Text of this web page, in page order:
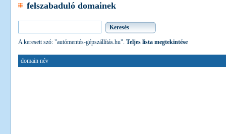
felszabaduló domainek
A keresett szó: "autómentés-gépszállítás.hu". Teljes lista megtekintése
domain név